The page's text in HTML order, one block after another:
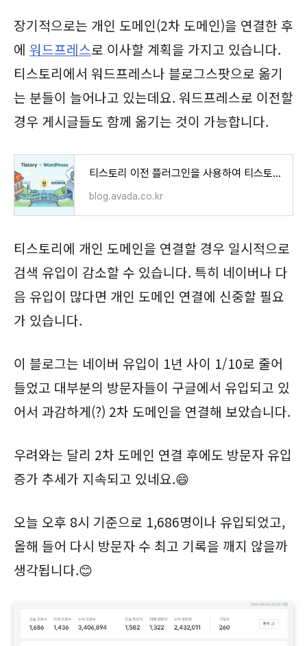
장기적으로는 개인 도메인(2차 도메인)을 연결한 후
에 워드프레스로 이사할 계획을 가지고 있습니다.
티스토리에서 워드프레스나 블로그스팟으로 옮기
는 분들이 늘어나고 있는데요. 워드프레스로 이전할
경우 게시글들도 함께 옮기는 것이 가능합니다.
티스토리 이전 플러그인을 사용하여 티스토리를 워드프레스로 이사하는 쉬운 방법
blog.avada.co.kr
티스토리에 개인 도메인을 연결할 경우 일시적으로
검색 유입이 감소할 수 있습니다. 특히 네이버나 다
음 유입이 많다면 개인 도메인 연결에 신중할 필요
가 있습니다.
이 블로그는 네이버 유입이 1년 사이 1/10로 줄어
들었고 대부분의 방문자들이 구글에서 유입되고 있
어서 과감하게(?) 2차 도메인을 연결해 보았습니다.
우려와는 달리 2차 도메인 연결 후에도 방문자 유입
증가 추세가 지속되고 있네요.😄
오늘 오후 8시 기준으로 1,686명이나 유입되었고,
올해 들어 다시 방문자 수 최고 기록을 깨지 않을까
생각됩니다.😊